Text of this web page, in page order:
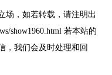
场，如若转载，请注明出
show1960.html 若本站的
，我们会及时处理和回